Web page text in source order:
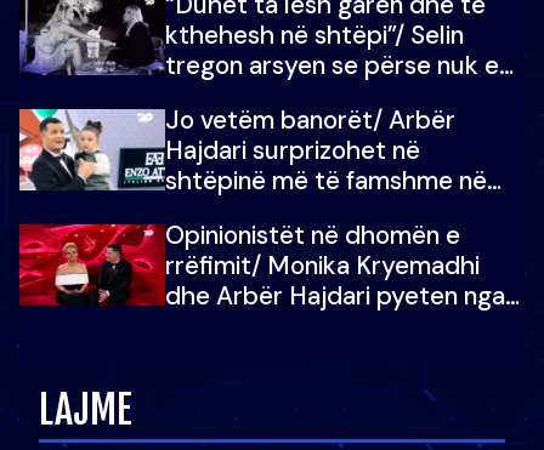
kthehesh në shtëpi”/ Selin
tregon arsyen se përse nuk e
çoja luftën time deri në fund
Jo vetëm banorët/ Arbër
Hajdari surprizohet në
shtëpinë më të famshme në
vajzën e tij
Opinionistët në dhomën e
rrëfimit/ Monika Kryemadhi
dhe Arbër Hajdari pyeten nga
LAJME